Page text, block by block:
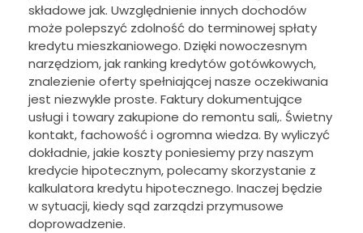
składowe jak. Uwzględnienie innych dochodów
może polepszyć zdolność do terminowej spłaty
kredytu mieszkaniowego. Dzięki nowoczesnym
narzędziom, jak ranking kredytów gotówkowych,
znalezienie oferty spełniającej nasze oczekiwania
jest niezwykle proste. Faktury dokumentujące
usługi i towary zakupione do remontu sali,. Świetny
kontakt, fachowość i ogromna wiedza. By wyliczyć
dokładnie, jakie koszty poniesiemy przy naszym
kredycie hipotecznym, polecamy skorzystanie z
kalkulatora kredytu hipotecznego. Inaczej będzie
w sytuacji, kiedy sąd zarządzi przymusowe
doprowadzenie.